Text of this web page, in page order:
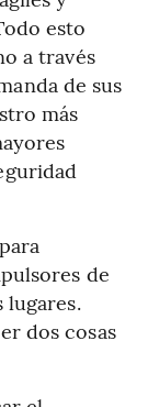
esto
a través
de sus
más
de
lugares.
dos cosas